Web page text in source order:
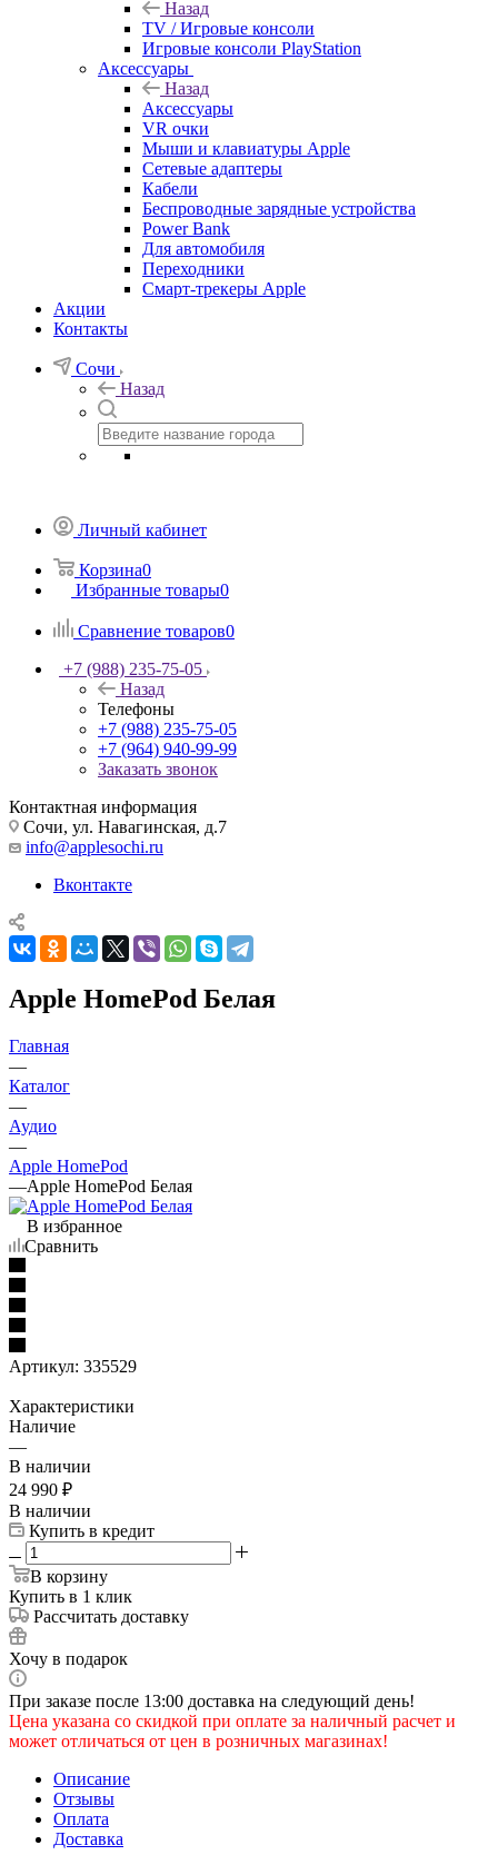
Назад
TV / Игровые консоли
Игровые консоли PlayStation
Аксессуары
Назад
Аксессуары
VR очки
Мыши и клавиатуры Apple
Сетевые адаптеры
Кабели
Беспроводные зарядные устройства
Power Bank
Для автомобиля
Переходники
Смарт-трекеры Apple
Акции
Контакты
Сочи
Назад
Личный кабинет
Корзина0
Избранные товары0
Сравнение товаров0
+7 (988) 235-75-05
Назад
Телефоны
+7 (988) 235-75-05
+7 (964) 940-99-99
Заказать звонок
Контактная информация
Сочи, ул. Навагинская, д.7
info@applesochi.ru
Вконтакте
Apple HomePod Белая
Главная
—
Каталог
—
Аудио
—
Apple HomePod
—Apple HomePod Белая
В избранное
Сравнить
Артикул: 335529
Характеристики
Наличие
—
В наличии
24 990 ₽
В наличии
Купить в кредит
В корзину
Купить в 1 клик
Рассчитать доставку
Хочу в подарок
При заказе после 13:00 доставка на следующий день!
Цена указана со скидкой при оплате за наличный расчет и
может отличаться от цен в розничных магазинах!
Описание
Отзывы
Оплата
Доставка